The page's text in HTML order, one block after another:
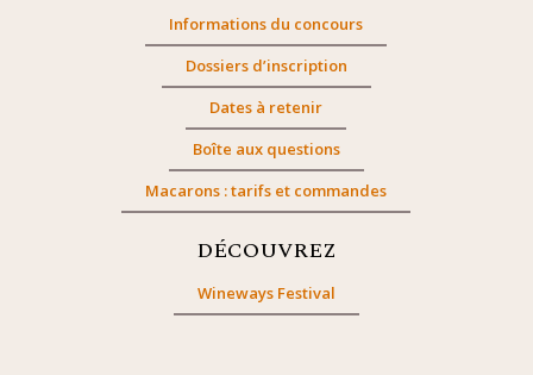
Informations du concours
Dossiers d’inscription
Dates à retenir
Boîte aux questions
Macarons : tarifs et commandes
DÉCOUVREZ
Wineways Festival